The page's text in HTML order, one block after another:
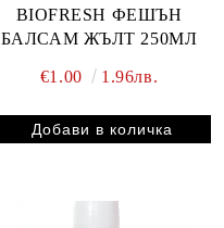
BIOFRESH ФЕШЪН
БАЛСАМ ЖЪЛТ 250МЛ
€1.00 1.96лв.